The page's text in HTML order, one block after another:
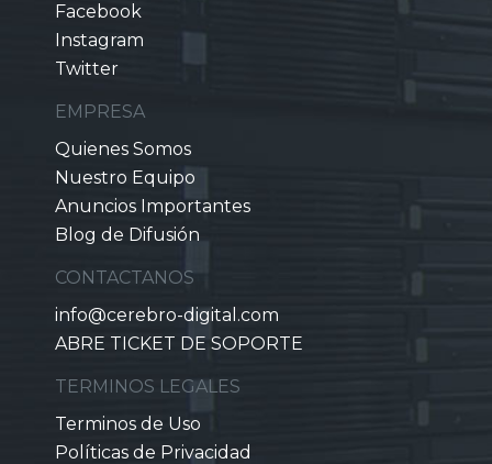
Facebook
Instagram
Twitter
EMPRESA
Quienes Somos
Nuestro Equipo
Anuncios Importantes
Blog de Difusión
CONTACTANOS
info@cerebro-digital.com
ABRE TICKET DE SOPORTE
TERMINOS LEGALES
Terminos de Uso
Políticas de Privacidad